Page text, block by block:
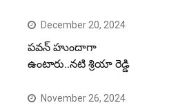
December 20, 2024
పవన్ హుందాగా
ఉంటారు..నటి శ్రియా రెడ్డి
November 26, 2024